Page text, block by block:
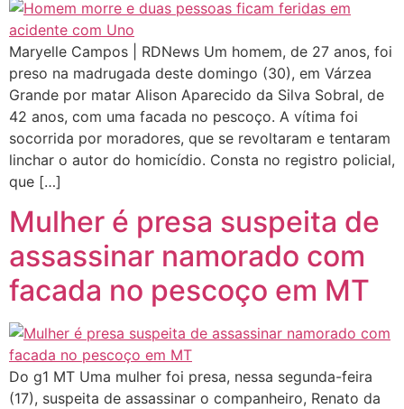
Maryelle Campos | RDNews Um homem, de 27 anos, foi
preso na madrugada deste domingo (30), em Várzea
Grande por matar Alison Aparecido da Silva Sobral, de
42 anos, com uma facada no pescoço. A vítima foi
socorrida por moradores, que se revoltaram e tentaram
linchar o autor do homicídio. Consta no registro policial,
que […]
Mulher é presa suspeita de
assassinar namorado com
facada no pescoço em MT
Do g1 MT Uma mulher foi presa, nessa segunda-feira
(17), suspeita de assassinar o companheiro, Renato da